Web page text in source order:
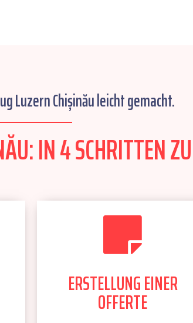
Luzern Chișinău leicht gemacht.
IN 4 SCHRITTEN
ERSTELLUNG EINER
OFFERTE